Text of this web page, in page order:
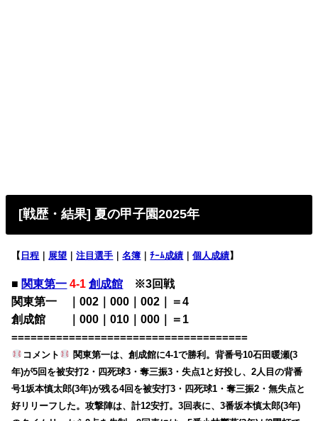
[戦歴・結果] 夏の甲子園2025年
【 日程 展望 ｜注目選手 ｜名簿 ｜ﾁｰﾑ成績 ｜個人成績】
■ 関東第一 4-1 創成館 ※3回戦
関東第一 ｜002｜000｜002｜＝4
創成館 ｜000｜010｜000｜＝1
=====================================
コメント
関東第一は、創成館に4-1で勝利。背番号10石田暖瀬(3
年)が5回を被安打2・四死球3・奪三振3・失点1と好投し、2人目の背番
号1坂本慎太郎(3年)が残る4回を被安打3・四死球1・奪三振2・無失点と
好リリーフした。攻撃陣は、計12安打。3回表に、3番坂本慎太郎(3年)